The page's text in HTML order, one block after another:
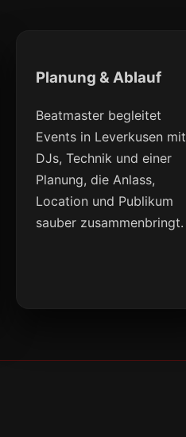
Planung & Ablauf
Beatmaster begleitet
Events in Leverkusen mit
DJs, Technik und einer
Planung, die Anlass,
Location und Publikum
sauber zusammenbringt.